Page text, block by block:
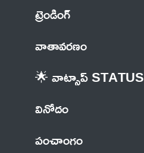
ట్రెండింగ్
వాతావరణం
🌟 వాట్సాప్ STATUS
వినోదం
పంచాంగం